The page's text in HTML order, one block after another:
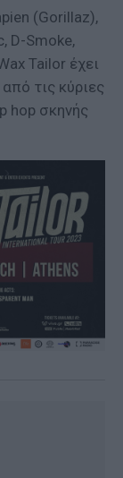
(Gorillaz),
D-Smoke,
Tailor έχει
τις κύριες
hop σκηνής